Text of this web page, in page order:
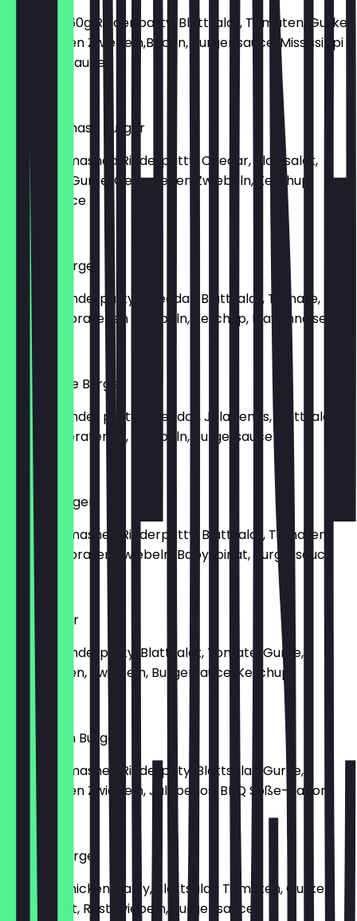
Mit Eggs, 160g Rinder patty, Blattsalat, Tomaten, Gurke,
Gebratenen Zwiebeln,Bacon, Burger sauce, Mississippi
Potatoes Sauce
Cheese Smash Burger
Mit 160g Smashed Rinderpatty, Chedar, Blattsalat,
Tomaten, Gurke, Gebratenen Zwiebeln, Ketchup,
Burgersauce
€ 9,50
Cheese Burger
Mit 160g Rinderpatty, Cheddar, Blattsalat, Tomate,
Gurke, Gebratenen Zwiebeln, Ketchup, Mayonnaise
€ 9,00
Hot'Cheese Burger
Mit 160g Rinder patty, Cheddar, Jalapenos, Blattsalat,
Gurke, gebratenen, Zwiebeln, Burgersauce
€ 9,00
Smash Burger
Mit 160g Smashed Rinderpatty, Blattsalat, Tomaten,
Gurke, Gebraten Zwiebeln, Babyspinat, Burgersauce
€ 8,90
Hamburger
Mit 160g Rinderpatty, Blattsalat, Tomate, Gurke,
Gebratenen, Zwiebeln, Burgersauce, Ketchup
€ 8,00
BBQ Bacon Burger
Mit 160g Smashed Rinderpaty, Blattsalat, Gurke,
Gebratenen Zwiebeln, Jalapenos, BBQ Soße-Bacon
€ 9,80
Chickenburger
Mit 135g Chicken, Patty, Blattsalat, Tomaten, Gurken,
Babyspinat, Röstzwiebeln, Burger sauce